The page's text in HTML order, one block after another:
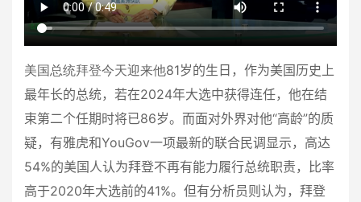
美国总统拜登今天迎来他81岁的生日，作为美国历史上
最年长的总统，若在2024年大选中获得连任，他在结
束第二个任期时将已86岁。而面对外界对他“高龄”的质
疑，有雅虎和YouGov一项最新的联合民调显示，高达
54%的美国人认为拜登不再有能力履行总统职责，比率
高于2020年大选前的41%。但有分析员则认为，拜登